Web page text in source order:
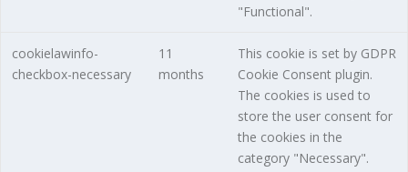
"Functional".
cookielawinfo-
checkbox-necessary
11
months
This cookie is set by GDPR
Cookie Consent plugin.
The cookies is used to
store the user consent for
the cookies in the
category "Necessary".